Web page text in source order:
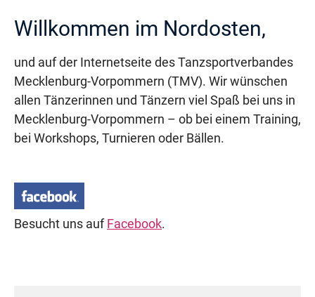
Willkommen im Nordosten,
und auf der Internetseite des Tanzsportverbandes
Mecklenburg-Vorpommern (TMV). Wir wünschen
allen Tänzerinnen und Tänzern viel Spaß bei uns in
Mecklenburg-Vorpommern – ob bei einem Training,
bei Workshops, Turnieren oder Bällen.
Besucht uns aufFacebook.